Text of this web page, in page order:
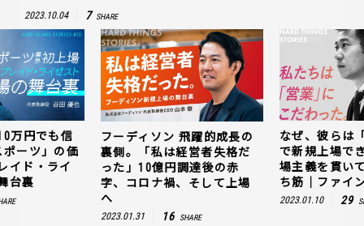
2023.10.04 7 SHARE
万円でも信
ーツ」の価
イド・ライ
台裏
フーディソン 飛躍的成長の
裏側。「私は経営者失格だ
った」10億円調達後の赤
字、コロナ禍、そして上場
へ
2023.01.31 16 SHARE
なぜ、彼らは
で新規上場で
場主義を貫い
ち筋｜ファイ
2023.01.10 29